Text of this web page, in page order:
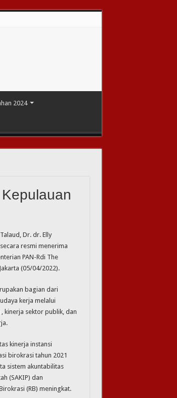
2024
Dr. dr. Elly
resmi menerima
PAN-Rdi The
(05/04/2022).
bagian dari
kerja melalui
kinerja sektor publik, dan
kinerja instansi
birokrasi tahun 2021
sistem akuntabilitas
(SAKIP) dan
(RB) meningkat.